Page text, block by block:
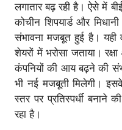
लगातार बढ़ रही है। ऐसे में
कोचीन शिपयार्ड और
संभावना मजबूत हुई है।
शेयरों में भरोसा जताया।
कंपनियों की आय बढ़ने की
भी नई मजबूती मिलेगी।
स्तर पर प्रतिस्पर्धी बनाने
रहा है।